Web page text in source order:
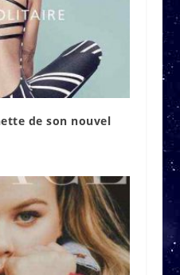
de son nouvel